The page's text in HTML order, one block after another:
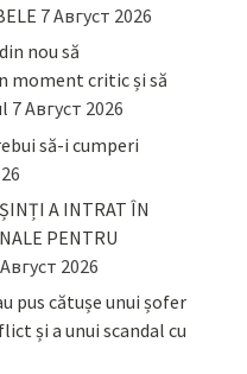
7 Август 2026
nou să
moment critic și să
7 Август 2026
să-i cumperi
A INTRAT ÎN
PENTRU
2026
pus cătușe unui șofer
și a unui scandal cu